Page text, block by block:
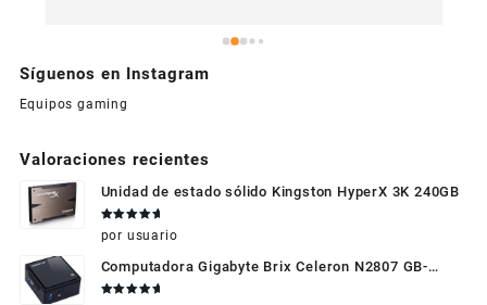
Síguenos en Instagram
Equipos gaming
Valoraciones recientes
Unidad de estado sólido Kingston HyperX 3K 240GB
en5 de 5
por usuario
Computadora Gigabyte Brix Celeron N2807 GB-
BXBT-2807 + WIFI + RAM de 4GB + HDD 500gb +